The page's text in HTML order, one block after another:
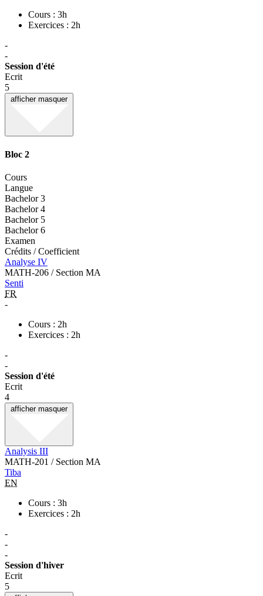
Cours : 3h
Exercices : 2h
-
-
Session d'été
Ecrit
5
afficher masquer
Bloc 2
Cours
Langue
Bachelor 3
Bachelor 4
Bachelor 5
Bachelor 6
Examen
Crédits / Coefficient
Analyse IV
MATH-206 / Section MA
Senti
FR
-
Cours : 2h
Exercices : 2h
-
-
Session d'été
Ecrit
4
afficher masquer
Analysis III
MATH-201 / Section MA
Tiba
EN
Cours : 3h
Exercices : 2h
-
-
-
Session d'hiver
Ecrit
5